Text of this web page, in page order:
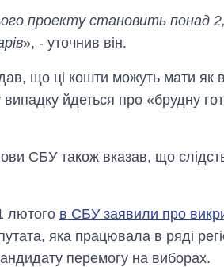
проекту становить понад
», - уточнив він.
що ці кошти можуть мати як
йдеться про «брудну
СБУ також вказав, що
лютого в СБУ заявили про
яка працювала в ряді
перемогу на виборах.